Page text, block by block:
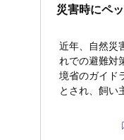
災害時にペ
近年、自然災
れでの避難対
境省のガイド
とされ、飼い